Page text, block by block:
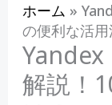
ホーム »
の便利な活用
解説！